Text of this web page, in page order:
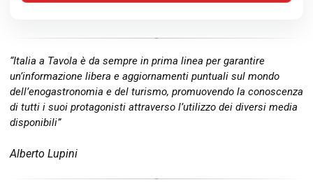
“Italia a Tavola è da sempre in prima linea per garantire
un’informazione libera e aggiornamenti puntuali sul mondo
dell’enogastronomia e del turismo, promuovendo la conoscenza
di tutti i suoi protagonisti attraverso l’utilizzo dei diversi media
disponibili”
Alberto Lupini